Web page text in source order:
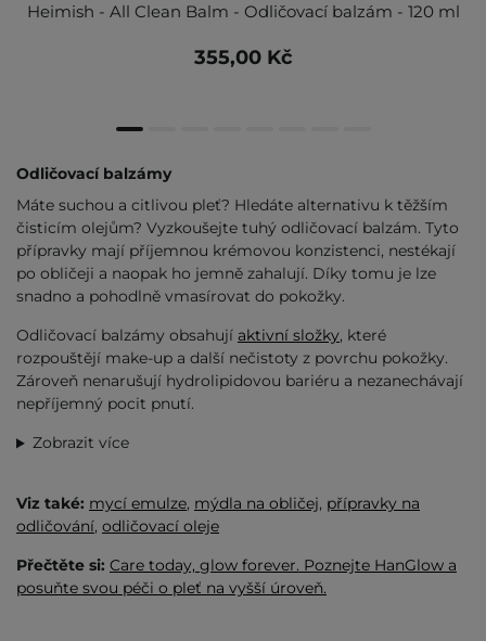
Heimish - All Clean Balm - Odličovací balzám - 120 ml
355,00 Kč
Odličovací balzámy
Máte suchou a citlivou pleť? Hledáte alternativu k těžším
čisticím olejům? Vyzkoušejte tuhý odličovací balzám. Tyto
přípravky mají příjemnou krémovou konzistenci, nestékají
po obličeji a naopak ho jemně zahalují. Díky tomu je lze
snadno a pohodlně vmasírovat do pokožky.
Odličovací balzámy obsahují aktivní složky, které
rozpouštějí make-up a další nečistoty z povrchu pokožky.
Zároveň nenarušují hydrolipidovou bariéru a nezanechávají
nepříjemný pocit pnutí.
Zobrazit více
Viz také: mycí emulze, mýdla na obličej, přípravky na
odličování, odličovací oleje
Přečtěte si: Care today, glow forever. Poznejte HanGlow a
posuňte svou péči o pleť na vyšší úroveň.